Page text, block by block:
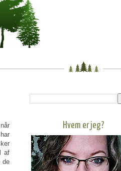
af
de
Hvem er jeg?